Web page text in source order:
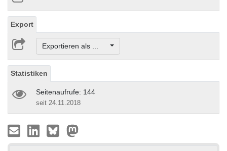
Export
Exportieren als ...
Statistiken
Seitenaufrufe: 144
seit 24.11.2018